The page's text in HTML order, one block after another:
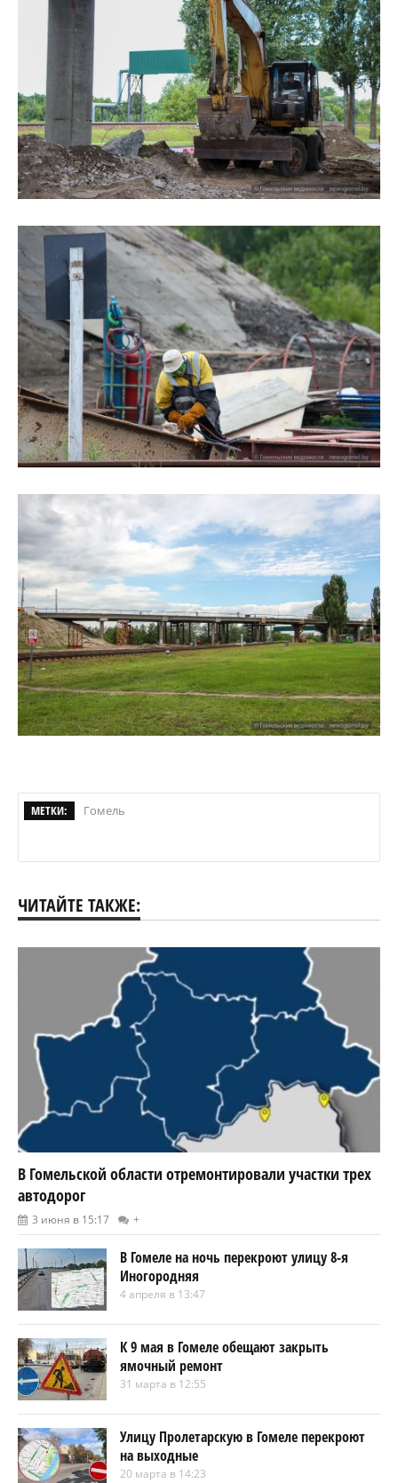
МЕТКИ: Гомель
ЧИТАЙТЕ ТАКЖЕ:
В Гомельской области отремонтировали участки трех
автодорог
3 июня в 15:17 +
В Гомеле на ночь перекроют улицу 8-я
Иногородняя
4 апреля в 13:47
К 9 мая в Гомеле обещают закрыть
ямочный ремонт
31 марта в 12:55
Улицу Пролетарскую в Гомеле перекроют
на выходные
20 марта в 14:23